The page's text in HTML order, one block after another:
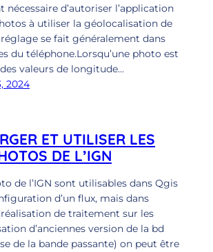
nécessaire d’autoriser l’application
à utiliser la géolocalisation de
réglage se fait généralement dans
du téléphone.Lorsqu’une photo est
valeurs de longitude…
2024
ET UTILISER LES
DE L’IGN
de l’IGN sont utilisables dans Qgis
d’un flux, mais dans
de traitement sur les
d’anciennes version de la bd
de la bande passante) on peut être